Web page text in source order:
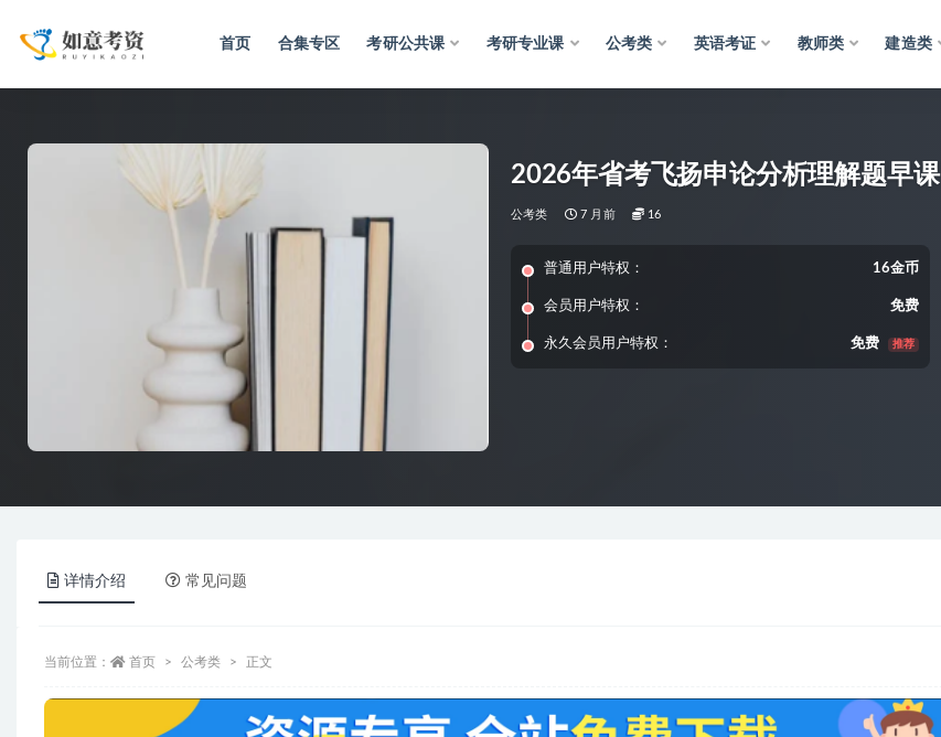
首页 合集专区 考研公共课 考研专业课 公考类 英语考证 教师类 建造类
2026年省考飞扬申论分析理解题早课
公考类 7 月前 16
普通用户特权： 16金币
会员用户特权： 免费
永久会员用户特权： 免费 推荐
详情介绍 常见问题
当前位置： 首页 公考类 正文